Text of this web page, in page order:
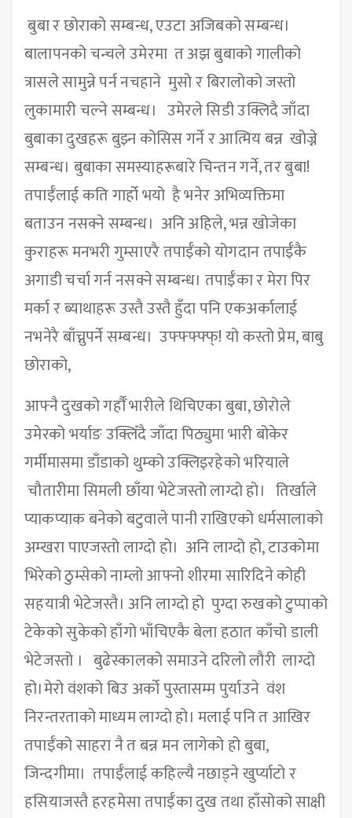
बुबा र छोराको सम्बन्ध, एउटा अजिबको सम्बन्ध।
बालापनको चन्चले उमेरमा त अझ बुबाको गालीको
त्रासले सामुन्ने पर्न नचहाने मुसो र बिरालोको जस्तो
लुकामारी चल्ने सम्बन्ध। उमेरले सिडी उक्लिदै जाँदा
बुबाका दुखहरू बुझ्न कोसिस गर्ने र आत्मिय बन्न खोज्ने
सम्बन्ध। बुबाका समस्याहरूबारे चिन्तन गर्ने, तर बुबा!
तपाईँलाई कति गार्हो भयो है भनेर अभिव्यक्तिमा
बताउन नसक्ने सम्बन्ध। अनि अहिले, भन्न खोजेका
कुराहरू मनभरी गुम्साएरै तपाईँको योगदान तपाईँकै
अगाडी चर्चा गर्न नसक्ने सम्बन्ध। तपाईँका र मेरा पिर
मर्का र ब्याथाहरू उस्तै उस्तै हुँदा पनि एकअर्कालाई
नभनेरै बाँच्नुपर्ने सम्बन्ध। उफ्फ्फ्फ्फ्! यो कस्तो प्रेम, बाबु
छोराको,
आफ्नै दुखको गर्हौँ भारीले थिचिएका बुबा, छोरोले
उमेरको भर्याङ उक्लिँदै जाँदा पिठ्युमा भारी बोकेर
गर्मीमासमा डाँडाको थुम्को उक्लिइरहेको भरियाले
चौतारीमा सिमली छाँया भेटेजस्तो लाग्दो हो। तिर्खाले
प्याकप्याक बनेको बटुवाले पानी राखिएको धर्मसालाको
अम्खरा पाएजस्तो लाग्दो हो। अनि लाग्दो हो, टाउकोमा
भिरेको ठुम्सेको नाम्लो आफ्नो शीरमा सारिदिने कोही
सहयात्री भेटेजस्तै। अनि लाग्दो हो पुग्दा रुखको टुप्पाको
टेकेको सुकेको हाँगो भाँचिएकै बेला हठात काँचो डाली
भेटेजस्तो । बुढेस्कालको समाउने दरिलो लौरी लाग्दो
हो।मेरो वंशको बिउ अर्को पुस्तासम्म पुर्याउने वंश
निरन्तरताको माध्यम लाग्दो हो। मलाई पनि त आखिर
तपाईँको साहरा नै त बन्न मन लागेको हो बुबा,
जिन्दगीमा। तपाईँलाई कहिल्यै नछाड्ने खुर्प्याटो र
हसियाजस्तै हरहमेसा तपाईँका दुख तथा हाँसोको साक्षी